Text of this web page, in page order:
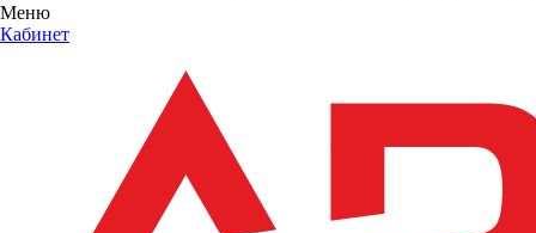
Меню
Кабинет